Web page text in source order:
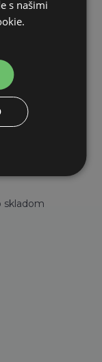
DPH.
skladom
s našimi